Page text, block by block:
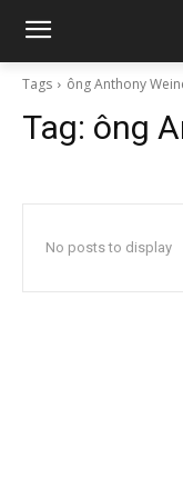
Tags ông Anthony
Tag: ông
No posts to display